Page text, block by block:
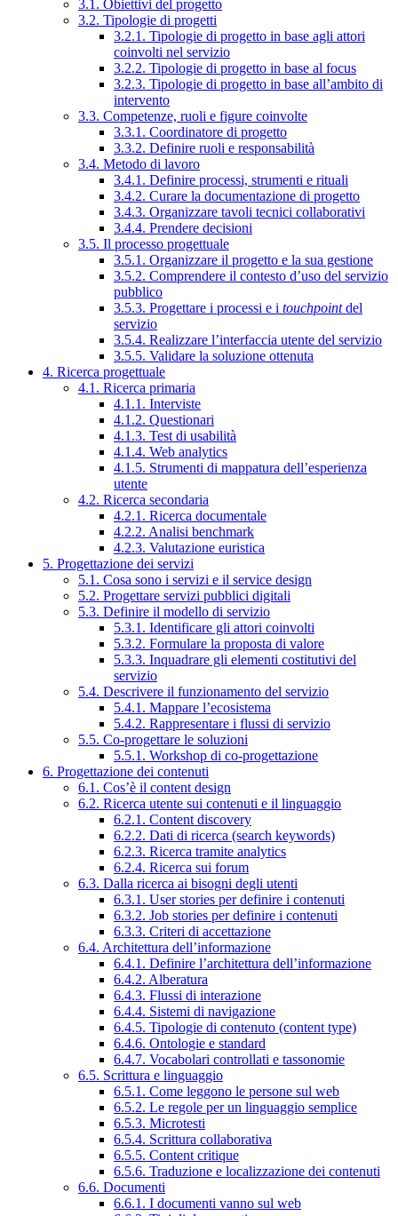
3.1. Obiettivi del progetto
3.2. Tipologie di progetti
3.2.1. Tipologie di progetto in base agli attori
coinvolti nel servizio
3.2.2. Tipologie di progetto in base al focus
3.2.3. Tipologie di progetto in base all’ambito di
intervento
3.3. Competenze, ruoli e figure coinvolte
3.3.1. Coordinatore di progetto
3.3.2. Definire ruoli e responsabilità
3.4. Metodo di lavoro
3.4.1. Definire processi, strumenti e rituali
3.4.2. Curare la documentazione di progetto
3.4.3. Organizzare tavoli tecnici collaborativi
3.4.4. Prendere decisioni
3.5. Il processo progettuale
3.5.1. Organizzare il progetto e la sua gestione
3.5.2. Comprendere il contesto d’uso del servizio
pubblico
3.5.3. Progettare i processi e i touchpointdel
servizio
3.5.4. Realizzare l’interfaccia utente del servizio
3.5.5. Validare la soluzione ottenuta
4. Ricerca progettuale
4.1. Ricerca primaria
4.1.1. Interviste
4.1.2. Questionari
4.1.3. Test di usabilità
4.1.4. Web analytics
4.1.5. Strumenti di mappatura dell’esperienza
utente
4.2. Ricerca secondaria
4.2.1. Ricerca documentale
4.2.2. Analisi benchmark
4.2.3. Valutazione euristica
5. Progettazione dei servizi
5.1. Cosa sono i servizi e il service design
5.2. Progettare servizi pubblici digitali
5.3. Definire il modello di servizio
5.3.1. Identificare gli attori coinvolti
5.3.2. Formulare la proposta di valore
5.3.3. Inquadrare gli elementi costitutivi del
servizio
5.4. Descrivere il funzionamento del servizio
5.4.1. Mappare l’ecosistema
5.4.2. Rappresentare i flussi di servizio
5.5. Co-progettare le soluzioni
5.5.1. Workshop di co-progettazione
6. Progettazione dei contenuti
6.1. Cos’è il content design
6.2. Ricerca utente sui contenuti e il linguaggio
6.2.1. Content discovery
6.2.2. Dati di ricerca (search keywords)
6.2.3. Ricerca tramite analytics
6.2.4. Ricerca sui forum
6.3. Dalla ricerca ai bisogni degli utenti
6.3.1. User stories per definire i contenuti
6.3.2. Job stories per definire i contenuti
6.3.3. Criteri di accettazione
6.4. Architettura dell’informazione
6.4.1. Definire l’architettura dell’informazione
6.4.2. Alberatura
6.4.3. Flussi di interazione
6.4.4. Sistemi di navigazione
6.4.5. Tipologie di contenuto (content type)
6.4.6. Ontologie e standard
6.4.7. Vocabolari controllati e tassonomie
6.5. Scrittura e linguaggio
6.5.1. Come leggono le persone sul web
6.5.2. Le regole per un linguaggio semplice
6.5.3. Microtesti
6.5.4. Scrittura collaborativa
6.5.5. Content critique
6.5.6. Traduzione e localizzazione dei contenuti
6.6. Documenti
6.6.1. I documenti vanno sul web